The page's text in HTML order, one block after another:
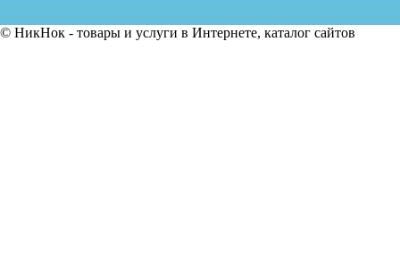
© НикНок - товары и услуги в Интернете, каталог сайтов